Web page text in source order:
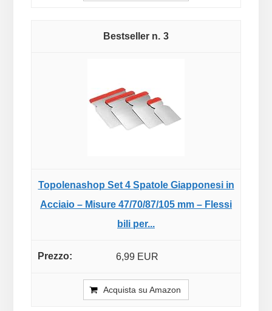
3
Topolenashop Set 4 Spatole Giapponesi in
Acciaio – Misure 47/70/87/105 mm – Flessi
bili per...
6,99 EUR
Acquista su Amazon